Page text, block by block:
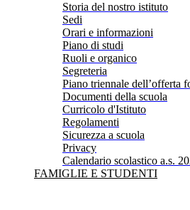
Storia del nostro istituto
Sedi
Orari e informazioni
Piano di studi
Ruoli e organico
Segreteria
Piano triennale dell’offerta
Documenti della scuola
Curricolo d'Istituto
Regolamenti
Sicurezza a scuola
Privacy
Calendario scolastico a.s.
FAMIGLIE E STUDENTI